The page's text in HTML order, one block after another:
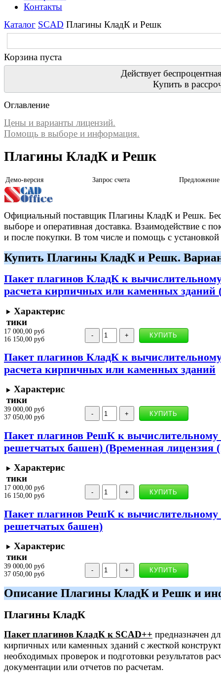
Контакты
Каталог SCAD Плагины КладК и Решк
Корзина пуста
Действует
Купить в
Оглавление
Цены и варианты лицензий.
Помощь в выборе и информация.
Плагины КладК и Решк
Демо-версия Запрос счета Предложение
Официальный поставщик Плагины КладК и Решк.
выборе и оперативная доставка. Взаимодействие с
и после покупки. В том числе и помощь с
Купить Плагины КладК и Решк.
Пакет плагинов КладК к
расчета кирпичных или каменных зданий
Характерис
тики
17 000,00 руб
16 150,00 руб
Пакет плагинов КладК к
расчета кирпичных или каменных зданий
Характерис
тики
39 000,00 руб
37 050,00 руб
Пакет плагинов РешК к вычислительному
решетчатых башен) (Временная лицензия
Характерис
тики
17 000,00 руб
16 150,00 руб
Пакет плагинов РешК к вычислительному
решетчатых башен)
Характерис
тики
39 000,00 руб
37 050,00 руб
Описание Плагины КладК и Решк и
Плагины КладК
Пакет плагинов КладК к SCAD++ предназначен
кирпичных или каменных зданий с жесткой
необходимых проверок и подготовки результатов
документации или отчетов по расчетам.